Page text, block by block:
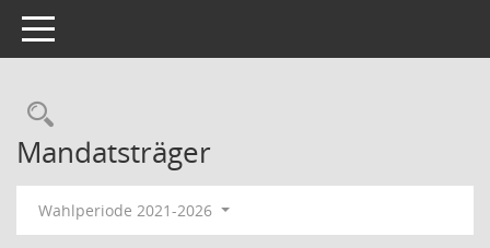
Toggle navigation
Rechercheauswahl
Mandatsträger
Wahlperiode 2021-2026